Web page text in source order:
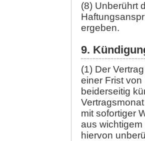
(8) Unberührt
ergeben.
9.
(1) Der
einer Frist
beiderseitig
mit sofortiger
aus
hiervon